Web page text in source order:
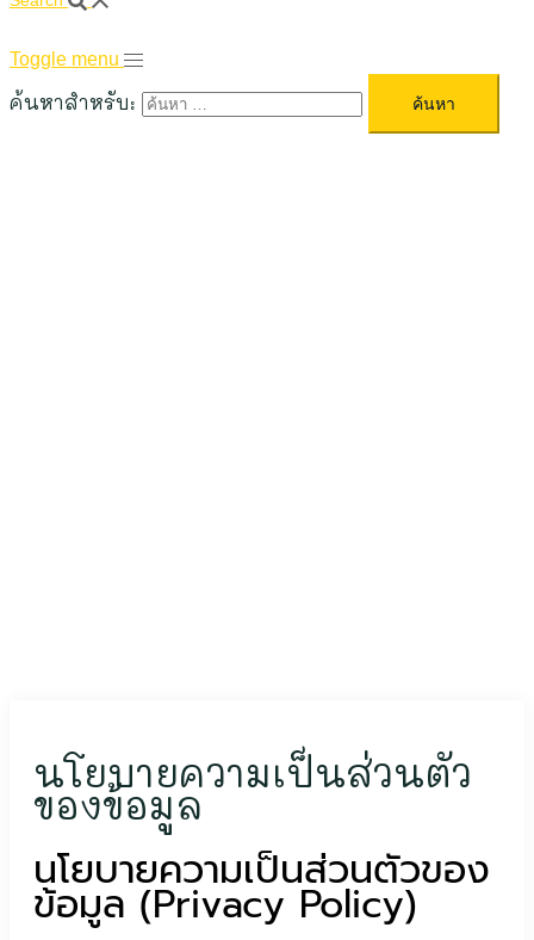
Toggle menu
ค้นหาสำหรับ:
นโยบายความเป็นส่วนตัว
ของข้อมูล
นโยบายความเป็นส่วนตัวของ
ข้อมูล (Privacy Policy)